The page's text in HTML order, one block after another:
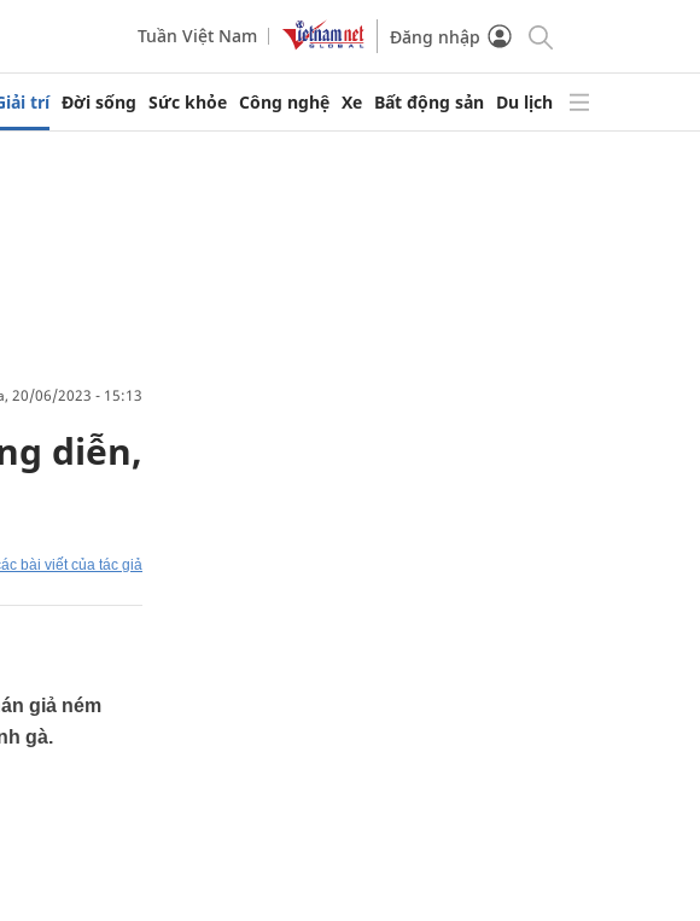
Tuần Việt Nam Đăng nhập
trí Đời sống Sức khỏe Công nghệ Xe Bất động sản Du lịch
20/06/2023 - 15:13
diễn,
bài viết của tác giả
giả ném
gà.